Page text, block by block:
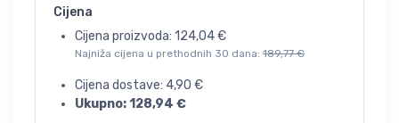
Cijena
Cijena proizvoda: 124,04€
Najniža cijena u prethodnih 30 dana: 189,77 €
Cijena dostave: 4,90 €
Ukupno:128,94 €